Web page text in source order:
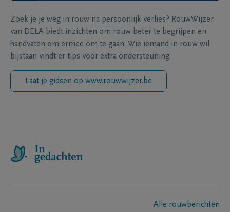
Zoek je je weg in rouw na persoonlijk verlies? RouwWijzer
van DELA biedt inzichten om rouw beter te begrijpen en
handvaten om ermee om te gaan. Wie iemand in rouw wil
bijstaan vindt er tips voor extra ondersteuning.
Laat je gidsen op www.rouwwijzer.be
Alle rouwberichten